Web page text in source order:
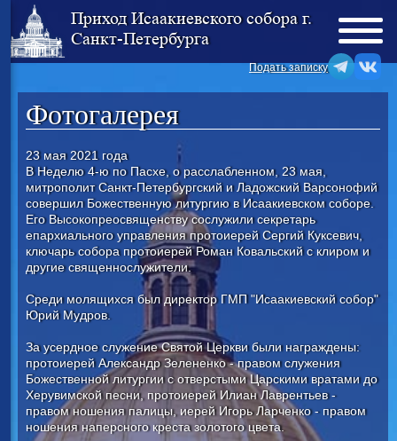
Приход Исаакиевского собора г.
Санкт-Петербурга
Подать записку
Фотогалерея
23 мая 2021 года
В Неделю 4-ю по Пасхе, о расслабленном, 23 мая,
митрополит Санкт-Петербургский и Ладожский Варсонофий
совершил Божественную литургию в Исаакиевском соборе.
Его Высокопреосвященству сослужили секретарь
епархиального управления протоиерей Сергий Куксевич,
ключарь собора протоиерей Роман Ковальский с клиром и
другие священнослужители.
Среди молящихся был директор ГМП "Исаакиевский собор"
Юрий Мудров.
За усердное служение Святой Церкви были награждены:
протоиерей Александр Зелененко - правом служения
Божественной литургии с отверстыми Царскими вратами до
Херувимской песни, протоиерей Илиан Лаврентьев -
правом ношения палицы, иерей Игорь Ларченко - правом
ношения наперсного креста золотого цвета.